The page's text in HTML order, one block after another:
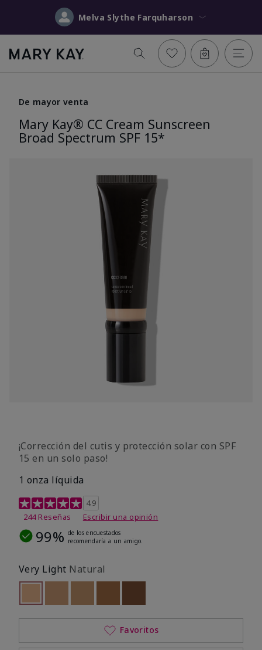
Melva Slythe Farquharson
De mayor venta
Mary Kay® CC Cream Sunscreen
Broad Spectrum SPF 15*
¡Corrección del cutis y protección solar con SPF
15 en un solo paso!
1 onza líquida
Calificación de clientes de 3,7 de 5
4.9
244 Reseñas
Escribir una opinión
99% de los encuestados
recomendaría a un amigo.
Very Light Natural
seleccionado
Out of stock
Favoritos